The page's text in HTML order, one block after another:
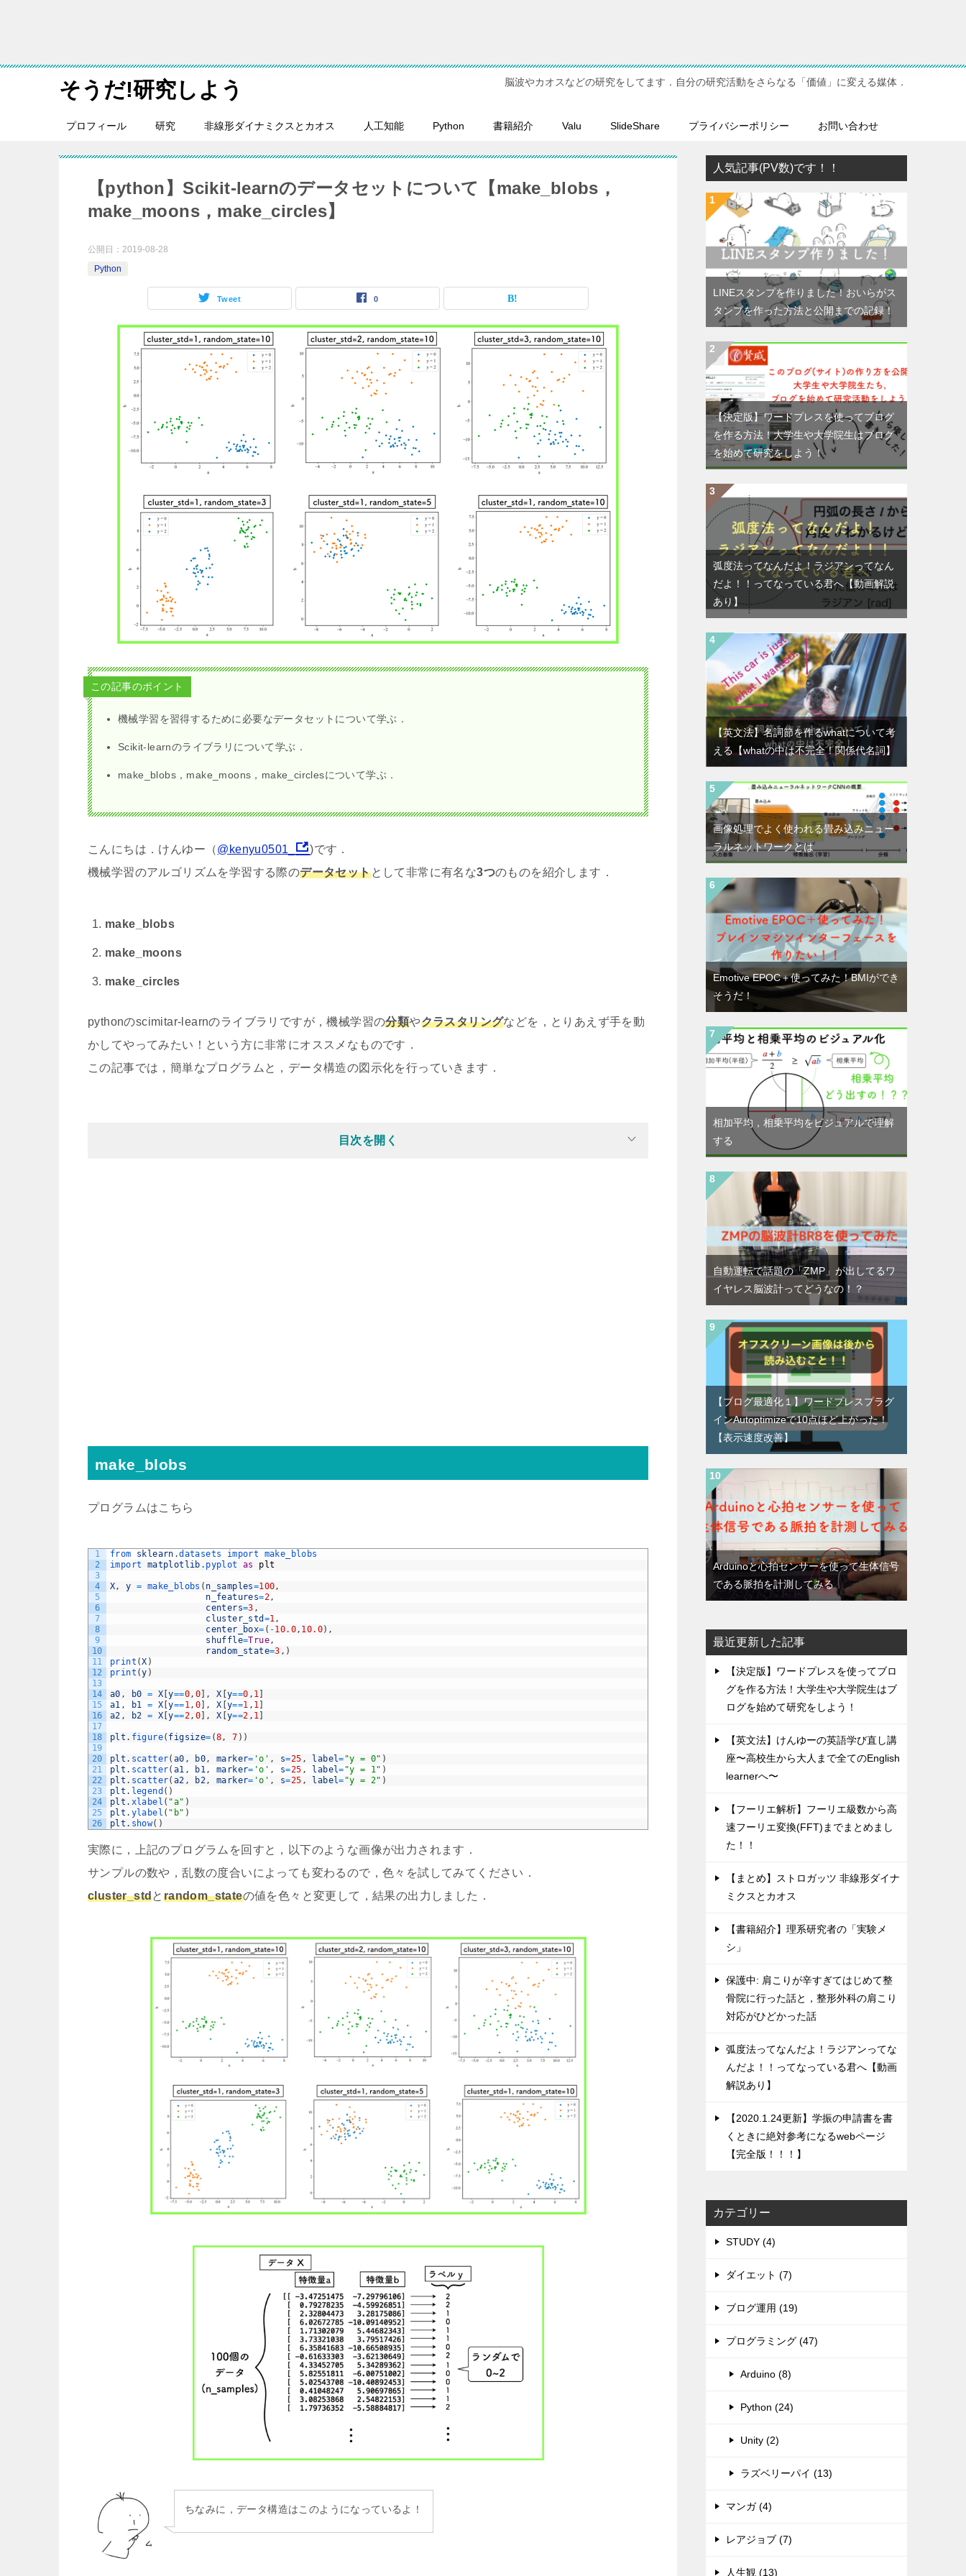
そうだ!研究しよう 脳波やカオスなどの研究をしてます．自分の研究活動をさらなる「価値」に変える媒体．
プロフィール 研究 非線形ダイナミクスとカオス 人工知能 Python 書籍紹介 Valu SlideShare プライバシーポリシー お問い合わせ
【python】Scikit-learnのデータセットについて【make_blobs，
make_moons，make_circles】
公開日： 2019-08-28
Python
Tweet 0
この記事のポイント
機械学習を習得するために必要なデータセットについて学ぶ．
Scikit-learnのライブラリについて学ぶ．
make_blobs，make_moons，make_circlesについて学ぶ．
こんにちは．けんゆー（@kenyu0501_
)です．
機械学習のアルゴリズムを学習する際のデータセットとして非常に有名な3つのものを紹介します．
make_blobs
make_moons
make_circles
pythonのscimitar-learnのライブラリですが，機械学習の分類やクラスタリングなどを，とりあえず手を動
かしてやってみたい！という方に非常にオススメなものです．
この記事では，簡単なプログラムと，データ構造の図示化を行っていきます．
目次を開く
make_blobs
プログラムはこちら
1
2
3
4
5
6
7
8
9
10
11
12
13
14
15
16
17
18
19
20
21
22
23
24
25
26
from sklearn .datasets import make_blobs
import matplotlib . pyplot as plt
X, y = make_blobs ( n_samples=100,
n_features=2,
centers=3 ,
cluster_std =1,
center_box= ( -10.0, 10.0) ,
shuffle=True,
random_state=3 , )
print (X )
print (y )
a0 , b0 = X [y==0, 0] , X y==0 , 1
a1 , b1 = X [y==1, 0] , X y==1 , 1
a2 , b2 = X [y==2, 0] , X y==2 , 1
plt . figure( figsize= (8, 7 ) )
plt . scatter( a0 , b0, marker= 'o' , s=25 , label= "y = 0" )
plt . scatter( a1 , b1, marker= 'o' , s=25 , label= "y = 1" )
plt . scatter( a2 , b2, marker= 'o' , s=25 , label= "y = 2" )
plt . legend ( )
plt . xlabel ( "a" )
plt . ylabel ( "b" )
plt . show( )
実際に，上記のプログラムを回すと，以下のような画像が出力されます．
サンプルの数や，乱数の度合いによっても変わるので，色々を試してみてください．
cluster_stdと random_stateの値を色々と変更して，結果の出力しました．
ちなみに，データ構造はこのようになっているよ！
人気記事(PV数)です！！
LINEスタンプを作りました！おいらがス
タンプを作った方法と公開までの記録！
【決定版】ワードプレスを使ってブログ
を作る方法！大学生や大学院生はブログ
を始めて研究をしよう！
弧度法ってなんだよ！ラジアンってなん
だよ！！ってなっている君へ【動画解説
あり】
【英文法】名詞節を作るwhatについて考
える【whatの中は不完全！関係代名詞】
画像処理でよく使われる畳み込みニュー
ラルネットワークとは
Emotive EPOC＋使ってみた！BMIができ
そうだ！
相加平均，相乗平均をビジュアルで理解
する
自動運転で話題の「ZMP」が出してるワ
イヤレス脳波計ってどうなの！？
【ブログ最適化１】ワードプレスプラグ
インAutoptimizeで10点ほど上がった！
【表示速度改善】
Arduinoと心拍センサーを使って生体信号
である脈拍を計測してみる
最近更新した記事
【決定版】ワードプレスを使ってブロ
グを作る方法！大学生や大学院生はブ
ログを始めて研究をしよう！
【英文法】けんゆーの英語学び直し講
座〜高校生から大人まで全てのEnglish
learnerへ〜
【フーリエ解析】フーリエ級数から高
速フーリエ変換(FFT)までまとめまし
た！！
【まとめ】ストロガッツ 非線形ダイナ
ミクスとカオス
【書籍紹介】理系研究者の「実験メ
シ」
保護中: 肩こりが辛すぎてはじめて整
骨院に行った話と，整形外科の肩こり
対応がひどかった話
弧度法ってなんだよ！ラジアンってな
んだよ！！ってなっている君へ【動画
解説あり】
【2020.1.24更新】学振の申請書を書
くときに絶対参考になるwebページ
【完全版！！！】
カテゴリー
STUDY (4)
ダイエット (7)
ブログ運用 (19)
プログラミング (47)
Arduino (8)
Python (24)
Unity (2)
ラズベリーパイ (13)
マンガ (4)
レアジョブ (7)
人生観 (13)